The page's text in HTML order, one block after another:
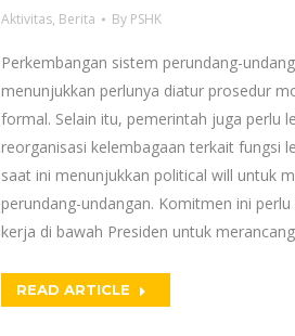
Aktivitas, Berita By PSHK
Perkembangan sistem perundang-
menunjukkan perlunya diatur prosedur
formal. Selain itu, pemerintah juga perlu
reorganisasi kelembagaan terkait fungsi
saat ini menunjukkan political will untuk
perundang-undangan. Komitmen ini
kerja di bawah Presiden untuk
READ ARTICLE